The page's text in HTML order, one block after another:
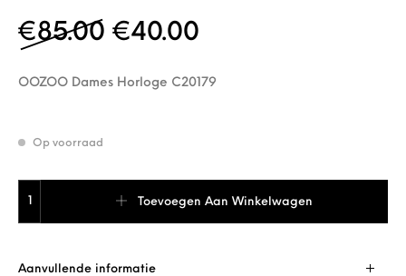
€85.00 Oorspronkelijke prijs
€40.00
OOZOO Dames Horloge C20179
Op voorraad
Toevoegen Aan Winkelwagen
Aanvullende informatie